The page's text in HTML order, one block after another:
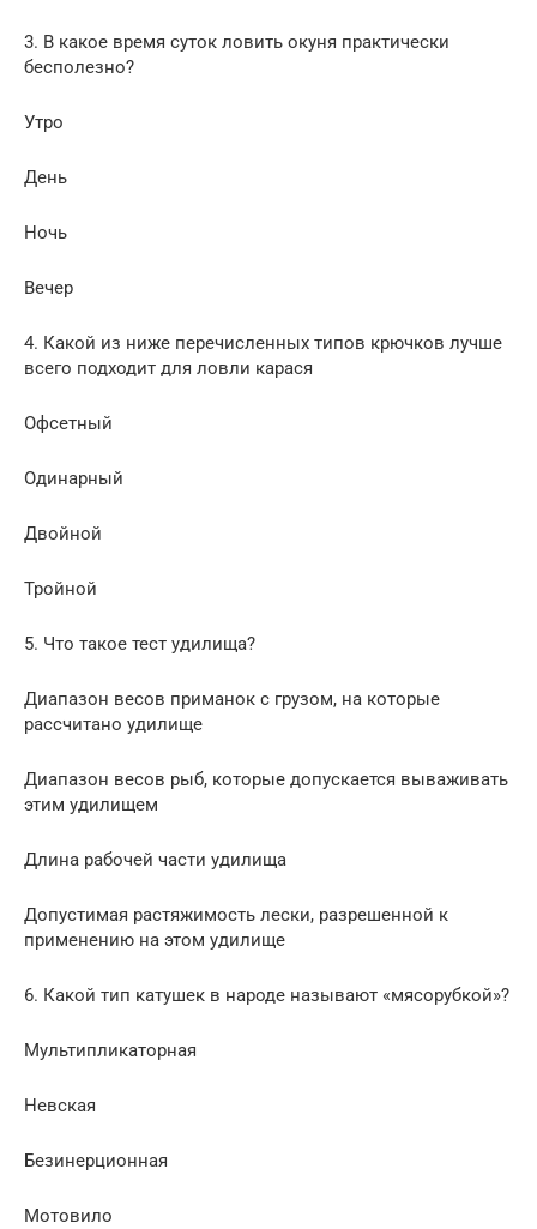
3. В какое время суток ловить окуня практически
бесполезно?
Утро
День
Ночь
Вечер
4. Какой из ниже перечисленных типов крючков лучше
всего подходит для ловли карася
Офсетный
Одинарный
Двойной
Тройной
5. Что такое тест удилища?
Диапазон весов приманок с грузом, на которые
рассчитано удилище
Диапазон весов рыб, которые допускается вываживать
этим удилищем
Длина рабочей части удилища
Допустимая растяжимость лески, разрешенной к
применению на этом удилище
6. Какой тип катушек в народе называют «мясорубкой»?
Мультипликаторная
Невская
Безинерционная
Мотовило